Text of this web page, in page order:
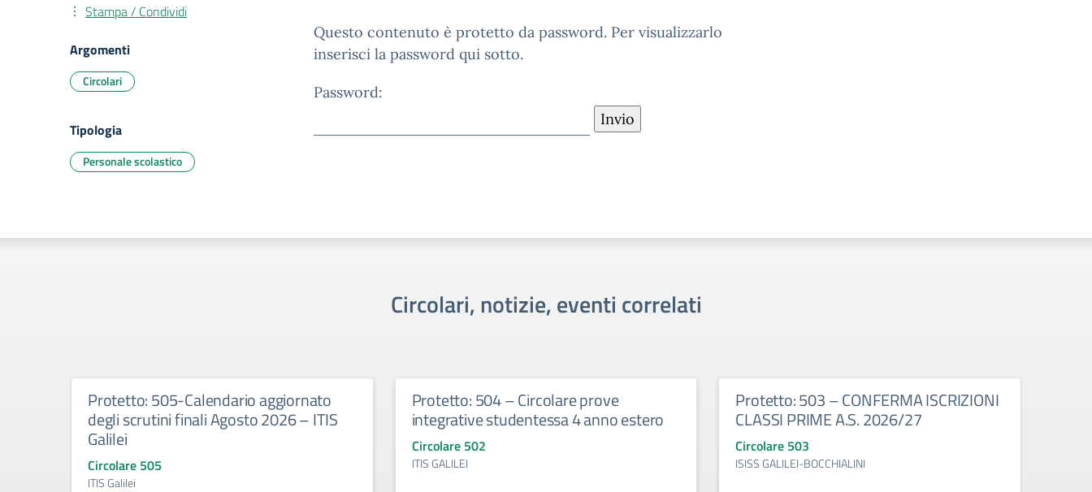
Questo contenuto è protetto da password. Per visualizzarlo
inserisci la password qui sotto.
Password:
Stampa / Condividi
Argomenti
Circolari
Tipologia
Personale scolastico
Circolari, notizie, eventi correlati
Protetto: 505-Calendario aggiornato
degli scrutini finali Agosto 2026 – ITIS
Galilei
Circolare 505
ITIS Galilei
Protetto: 504 – Circolare prove
integrative studentessa 4 anno estero
Circolare 502
ITIS GALILEI
Protetto: 503 – CONFERMA ISCRIZIONI
CLASSI PRIME A.S. 2026/27
Circolare 503
ISISS GALILEI-BOCCHIALINI